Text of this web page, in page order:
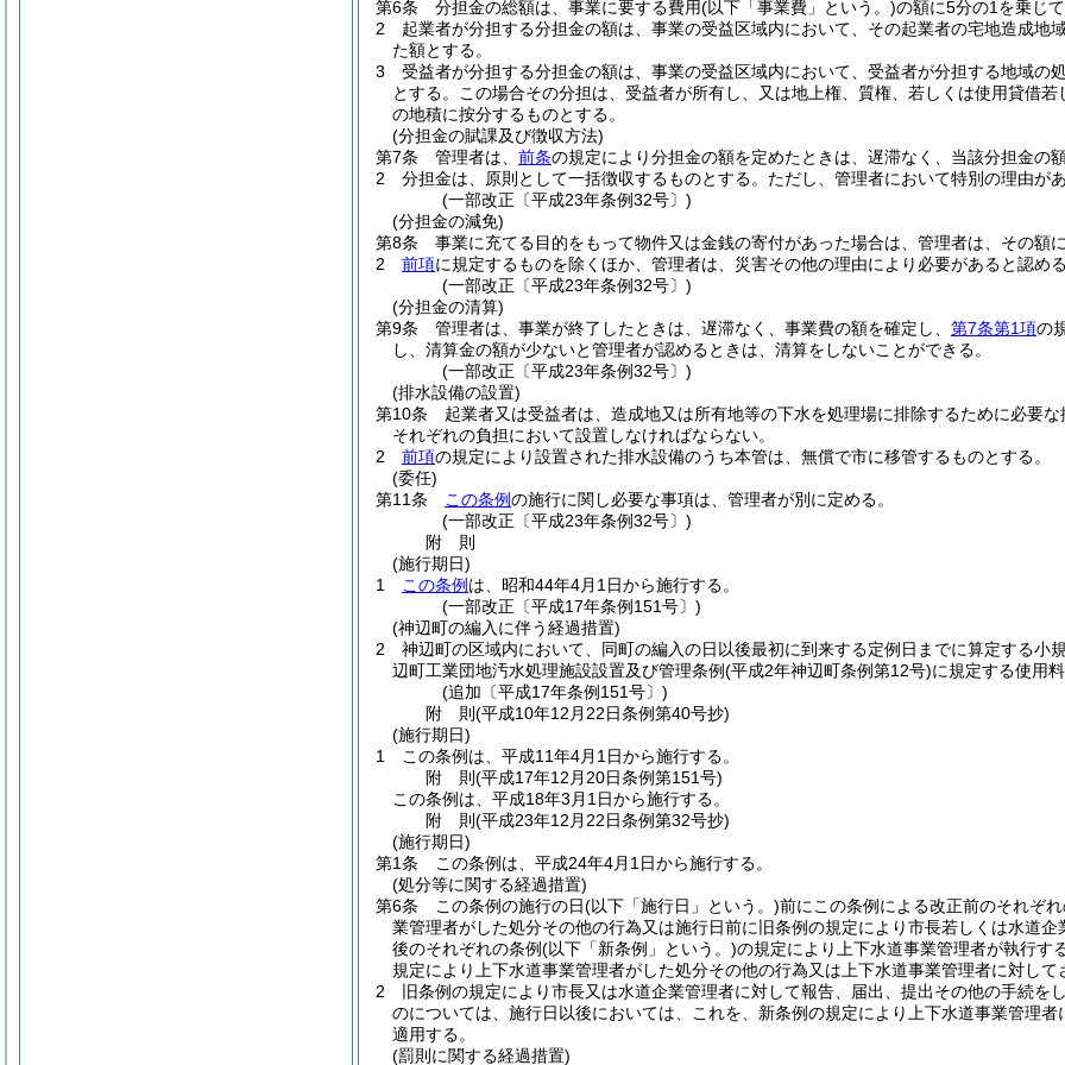
第6条 分担金の総額は、事業に要する費用(以下「事業費」という。)の額に5分の1を乗じ
2
起業者が分担する分担金の額は、事業の受益区域内において、その起業者の宅地造成
た額とする。
3
受益者が分担する分担金の額は、事業の受益区域内において、受益者が分担する地域
とする。
この場合その分担は、受益者が所有し、又は地上権、質権、若しくは使用貸借
の地積に按分するものとする。
(分担金の賦課及び徴収方法)
第7条
管理者は、 前条の規定により分担金の額を定めたときは、遅滞なく、当該分担金
2
分担金は、原則として一括徴収するものとする。 ただし、管理者において特別の理由が
(一部改正〔平成23年条例32号〕)
(分担金の減免)
第8条
事業に充てる目的をもって物件又は金銭の寄付があった場合は、管理者は、その額
2
前項に規定するものを除くほか、管理者は、災害その他の理由により必要があると認め
(一部改正〔平成23年条例32号〕)
(分担金の清算)
第9条
管理者は、事業が終了したときは、遅滞なく、事業費の額を確定し、 第7条第1項の
し、清算金の額が少ないと管理者が認めるときは、清算をしないことができる。
(一部改正〔平成23年条例32号〕)
(排水設備の設置)
第10条
起業者又は受益者は、造成地又は所有地等の下水を処理場に排除するために必要
それぞれの負担において設置しなければならない。
2
前項の規定により設置された排水設備のうち本管は、無償で市に移管するものとする。
(委任)
第11条
この条例の施行に関し必要な事項は、管理者が別に定める。
(一部改正〔平成23年条例32号〕)
附 則
(施行期日)
1
この条例 は、昭和44年4月1日から施行する。
(一部改正〔平成17年条例151号〕)
(神辺町の編入に伴う経過措置)
2
神辺町の区域内において、同町の編入の日以後最初に到来する定例日までに算定する小
辺町工業団地汚水処理施設設置及び管理条例(平成2年神辺町条例第12号)に規定する使用
(追加〔平成17年条例151号〕)
附 則(平成10年12月22日条例第40号抄)
(施行期日)
1
この条例は、平成11年4月1日から施行する。
附 則(平成17年12月20日条例第151号)
この条例は、平成18年3月1日から施行する。
附 則(平成23年12月22日条例第32号抄)
(施行期日)
第1条
この条例は、平成24年4月1日から施行する。
(処分等に関する経過措置)
第6条
この条例の施行の日(以下「施行日」という。)前にこの条例による改正前のそれぞ
業管理者がした処分その他の行為又は施行日前に旧条例の規定により市長若しくは水道
後のそれぞれの条例(以下「新条例」という。)の規定により上下水道事業管理者が執行す
規定により上下水道事業管理者がした処分その他の行為又は上下水道事業管理者に対し
2
旧条例の規定により市長又は水道企業管理者に対して報告、届出、提出その他の手続
のについては、施行日以後においては、これを、新条例の規定により上下水道事業管理
適用する。
(罰則に関する経過措置)